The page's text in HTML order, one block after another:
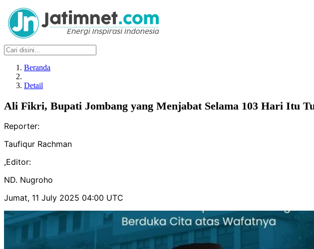
Beranda
Detail
Ali Fikri, Bupati Jombang yang Menjabat Selama 103 Hari Itu
Reporter:
Taufiqur Rachman
,Editor:
ND. Nugroho
Jumat, 11 July 2025 04:00 UTC